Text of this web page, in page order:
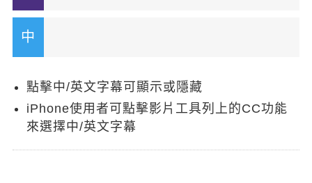
CNN聽力強化
新聞英文
點擊中/英文字幕可顯示或隱藏
iPhone使用者可點擊影片工具列上的CC功能
來選擇中/英文字幕